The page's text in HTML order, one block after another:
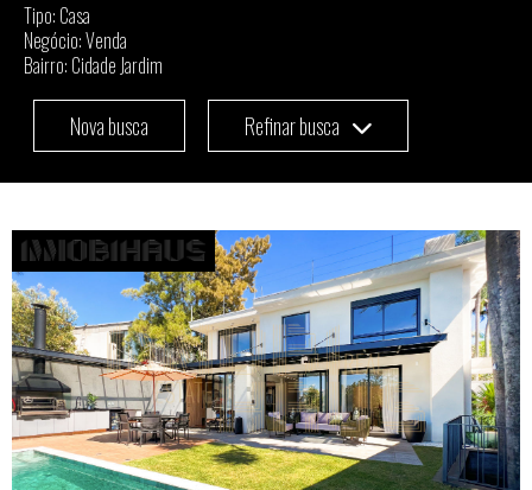
Tipo: Casa
Negócio: Venda
Bairro: Cidade Jardim
Nova busca Refinar busca